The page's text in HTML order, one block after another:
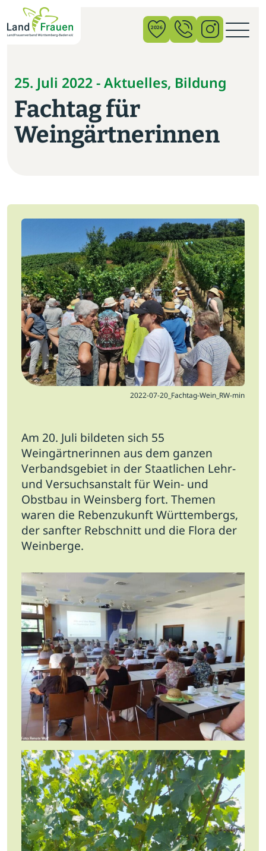
2026
25. Juli 2022 - Aktuelles, Bildung
Fachtag für
Weingärtnerinnen
×
News
Verband
Politik
Vor Ort
Startseite
Jobs
Newsletter
Presse
Intern
Login
2022-07-20_Fachtag-Wein_RW-min
Am 20. Juli bildeten sich 55
Weingärtnerinnen aus dem ganzen
Verbandsgebiet in der Staatlichen Lehr-
und Versuchsanstalt für Wein- und
Obstbau in Weinsberg fort. Themen
waren die Rebenzukunft Württembergs,
der sanfter Rebschnitt und die Flora der
Weinberge.